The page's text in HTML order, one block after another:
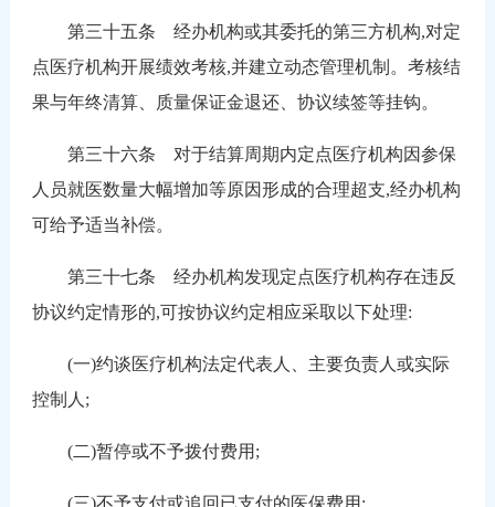
第三十五条 经办机构或其委托的第三方机构,对定
点医疗机构开展绩效考核,并建立动态管理机制。考核结
果与年终清算、质量保证金退还、协议续签等挂钩。
第三十六条 对于结算周期内定点医疗机构因参保
人员就医数量大幅增加等原因形成的合理超支,经办机构
可给予适当补偿。
第三十七条 经办机构发现定点医疗机构存在违反
协议约定情形的,可按协议约定相应采取以下处理:
(一)约谈医疗机构法定代表人、主要负责人或实际
控制人;
(二)暂停或不予拨付费用;
(三)不予支付或追回已支付的医保费用;